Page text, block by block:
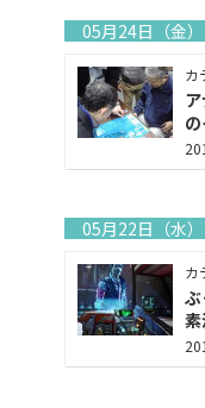
05月24日（金）
カ
05月22日（水）
カ
素